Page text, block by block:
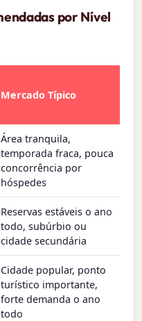
por Nível
Mercado Típico
Área tranquila,
temporada fraca, pouca
concorrência por
hóspedes
Reservas estáveis o ano
todo, subúrbio ou
cidade secundária
Cidade popular, ponto
turístico importante,
forte demanda o ano
todo